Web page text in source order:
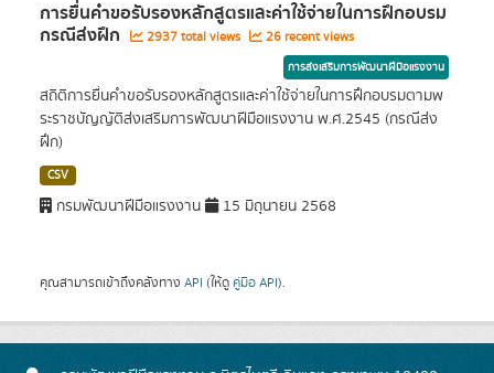
การยื่นคำขอรับรองหลักสูตรและค่าใช้จ่ายในการฝึกอบรม
กรณีส่งฝึก 2937 total views 26 recent views
การส่งเสริมการพัฒนาฝีมือแรงงาน
สถิติการยื่นคำขอรับรองหลักสูตรและค่าใช้จ่ายในการฝึกอบรมตามพ
ระราชบัญญัติส่งเสริมการพัฒนาฝีมือแรงงาน พ.ศ.2545 (กรณีส่ง
ฝึก)
CSV
กรมพัฒนาฝีมือแรงงาน 15 มิถุนายน 2568
คุณสามารถเข้าถึงคลังทาง API (ให้ดู คู่มือ API).